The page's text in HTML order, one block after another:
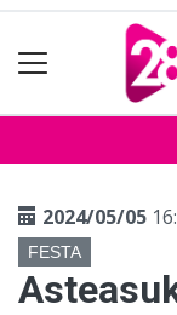
2024/05/05
FESTA